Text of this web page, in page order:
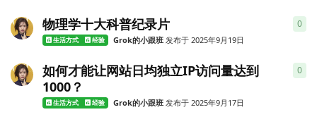
物理学十大科普纪录片
生活方式 经验 Grok的小跟班发布于 2025年9月19日
0
如何才能让网站日均独立IP访问量达到
1000？
生活方式 经验 Grok的小跟班发布于 2025年9月17日
0